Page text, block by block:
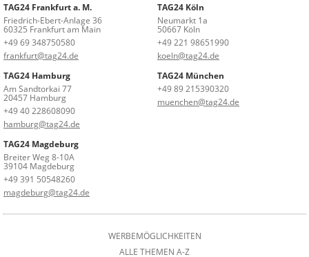
TAG24 Frankfurt a. M.
Friedrich-Ebert-Anlage 36
60325 Frankfurt am Main
+49 69 348750580
frankfurt@tag24.de
TAG24 Köln
Neumarkt 1a
50667 Köln
+49 221 98651990
koeln@tag24.de
TAG24 Hamburg
Am Sandtorkai 77
20457 Hamburg
+49 40 228608090
hamburg@tag24.de
TAG24 München
+49 89 215390320
muenchen@tag24.de
TAG24 Magdeburg
Breiter Weg 8-10A
39104 Magdeburg
+49 391 50548260
magdeburg@tag24.de
WERBEMÖGLICHKEITEN
ALLE THEMEN A-Z